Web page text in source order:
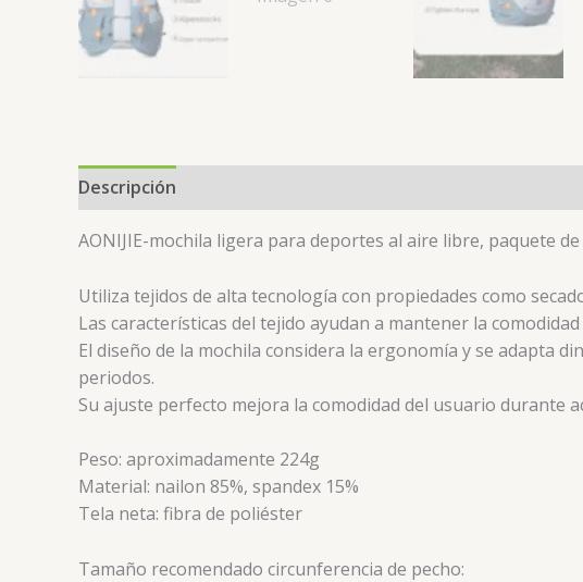
Descripción
AONIJIE-mochila ligera para deportes al aire libre, paquete
Utiliza tejidos de alta tecnología con propiedades como
Las características del tejido ayudan a mantener la
El diseño de la mochila considera la ergonomía y se adapta
periodos.
Su ajuste perfecto mejora la comodidad del usuario durante
Peso: aproximadamente 224g
Material: nailon 85%, spandex 15%
Tela neta: fibra de poliéster
Tamaño recomendado circunferencia de pecho: